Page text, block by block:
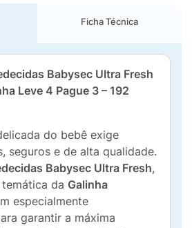
Ficha Técnica
Babysec Ultra Fresh
Leve 4 Pague 3 – 192
do bebê exige
seguros e de alta qualidade.
Babysec Ultra Fresh,
da Galinha
especialmente
garantir a máxima